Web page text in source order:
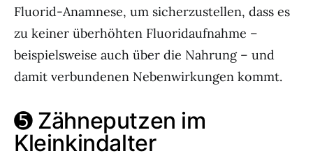
Fluorid-Anamnese, um sicherzustellen, dass es
zu keiner überhöhten Fluoridaufnahme –
beispielsweise auch über die Nahrung – und
damit verbundenen Nebenwirkungen kommt.
➎ Zähneputzen im
Kleinkindalter